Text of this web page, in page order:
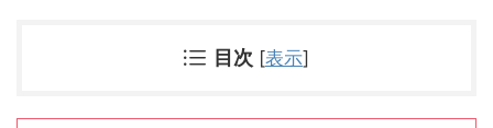
目次 [表示]